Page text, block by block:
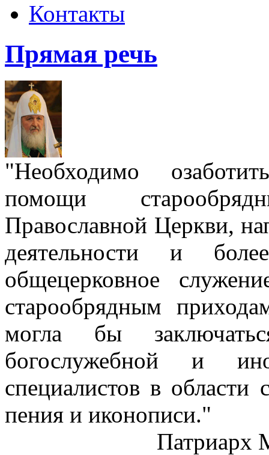
Контакты
Прямая речь
"Необходимо
помощи
Православной Церкви,
деятельности и
общецерковное
старообрядным
могла бы
богослужебной и
специалистов в области
пения и иконописи."
Патриарх